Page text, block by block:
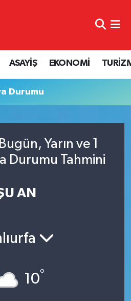
ASAYİŞ EKONOMİ
Durumu
Yarın ve 1
Durumu Tahmini
AN
10°
ve Fikstür